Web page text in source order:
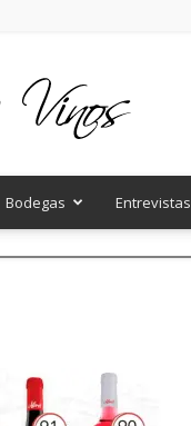
Bodegas Entrevistas